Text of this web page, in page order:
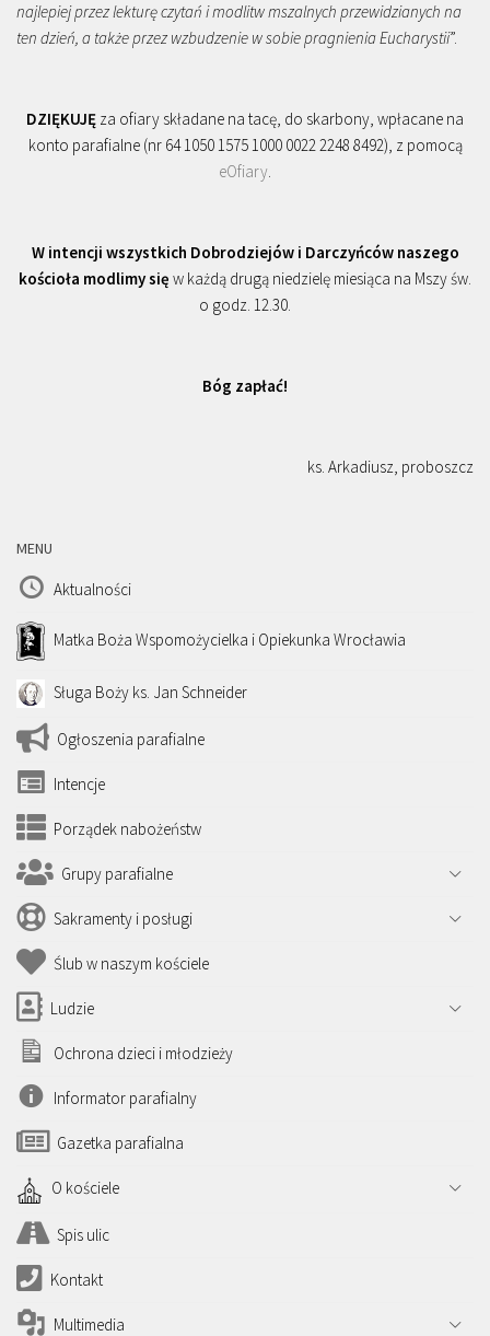
najlepiej przez lekturę czytań i modlitw mszalnych przewidzianych na
ten dzień, a także przez wzbudzenie w sobie pragnienia Eucharystii”.
DZIĘKUJĘ za ofiary składane na tacę, do skarbony, wpłacane na
konto parafialne (nr 64 1050 1575 1000 0022 2248 8492), z pomocą
eOfiary
W intencji wszystkich Dobrodziejów i Darczyńców naszego
kościoła modlimy się w każdą drugą niedzielę miesiąca na Mszy św.
o godz. 12.30.
Bóg zapłać!
ks. Arkadiusz, proboszcz
MENU
Aktualności
Matka Boża Wspomożycielka i Opiekunka Wrocławia
Sługa Boży ks. Jan Schneider
Ogłoszenia parafialne
Intencje
Porządek nabożeństw
Grupy parafialne
Sakramenty i posługi
Ślub w naszym kościele
Ludzie
Ochrona dzieci i młodzieży
Informator parafialny
Gazetka parafialna
O kościele
Spis ulic
Kontakt
Multimedia